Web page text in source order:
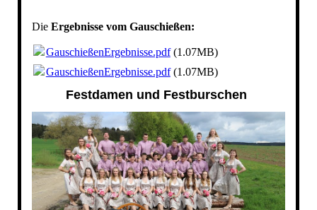
Die Ergebnisse vom Gauschießen:
GauschießenErgebnisse.pdf(1.07MB)
GauschießenErgebnisse.pdf(1.07MB)
Festdamen und Festburschen